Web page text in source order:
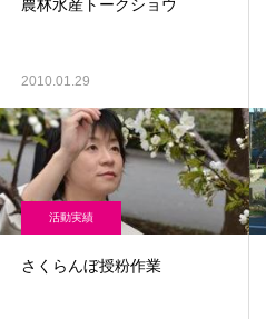
農林水産トークショウ
2010.01.29
活動実績
さくらんぼ授粉作業